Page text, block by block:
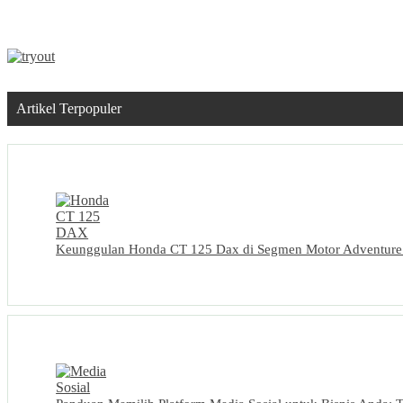
» selengkapnya
Artikel Terpopuler
Keunggulan Honda CT 125 Dax di Segmen Motor